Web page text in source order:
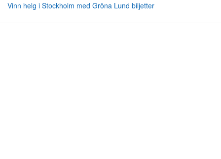
Vinn helg i Stockholm med Gröna Lund biljetter